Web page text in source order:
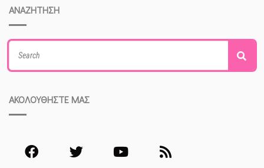
ΑΝΑΖΗΤΗΣΗ
Search
for:
ΑΚΟΛΟΥΘΗΣΤΕ ΜΑΣ